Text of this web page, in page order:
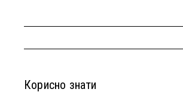
Корисно знати